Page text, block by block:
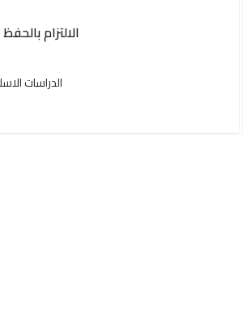
الالتزام
الدراسات